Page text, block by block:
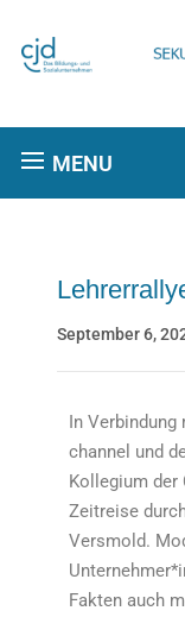
MENU
September 6,
In
channel und
Kollegium der
Zeitreise
Versmold.
Fakten auch